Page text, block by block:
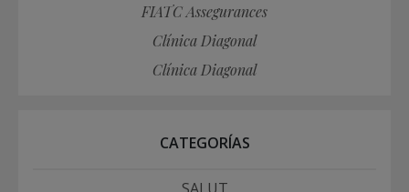
FIATC Assegurances
Clínica Diagonal
Clínica Diagonal
CATEGORÍAS